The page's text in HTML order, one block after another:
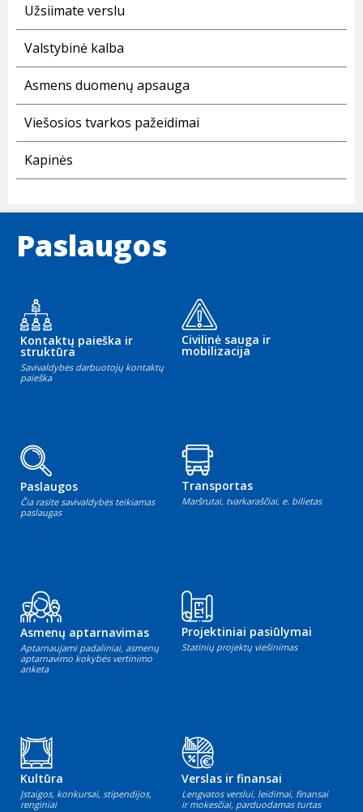
Užsiimate verslu
Valstybinė kalba
Asmens duomenų apsauga
Viešosios tvarkos pažeidimai
Kapinės
Paslaugos
Kontaktų paieška ir
struktūra
Savivaldybės darbuotojų kontaktų
paieška
Civilinė sauga ir
mobilizacija
Paslaugos
Čia rasite savivaldybės teikiamas
paslaugas
Transportas
Maršrutai, tvarkaraščiai, e. bilietas
Asmenų aptarnavimas
Aptarnaujami padaliniai, asmenų
aptarnavimo kokybės vertinimo
anketa
Projektiniai pasiūlymai
Statinių projektų viešinimas
Kultūra
Įstaigos, konkursai, stipendijos,
renginiai
Verslas ir finansai
Lengvatos verslui, leidimai, finansai
ir mokesčiai, parduodamas turtas